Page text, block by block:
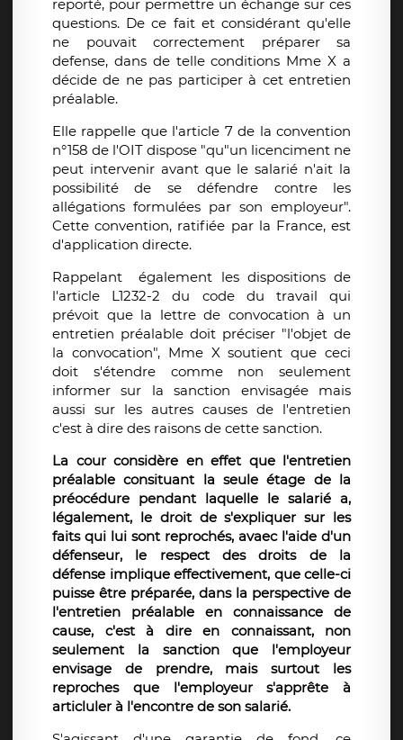
reporté, pour permettre un échange sur ces
questions. De ce fait et considérant qu'elle
ne pouvait correctement préparer sa
defense, dans de telle conditions Mme X a
décide de ne pas participer à cet entretien
préalable.
Elle rappelle que l'article 7 de la convention
n°158 de l'OIT dispose "qu"un licenciment ne
peut intervenir avant que le salarié n'ait la
possibilité de se défendre contre les
allégations formulées par son employeur".
Cette convention, ratifiée par la France, est
d'application directe.
Rappelant également les dispositions de
l'article L1232-2 du code du travail qui
prévoit que la lettre de convocation à un
entretien préalable doit préciser "l'objet de
la convocation", Mme X soutient que ceci
doit s'étendre comme non seulement
informer sur la sanction envisagée mais
aussi sur les autres causes de l'entretien
c'est à dire des raisons de cette sanction.
La cour considère en effet que l'entretien
préalable consituant la seule étage de la
préocédure pendant laquelle le salarié a,
légalement, le droit de s'expliquer sur les
faits qui lui sont reprochés, avaec l'aide d'un
défenseur, le respect des droits de la
défense implique effectivement, que celle-ci
puisse être préparée, dans la perspective de
l'entretien préalable en connaissance de
cause, c'est à dire en connaissant, non
seulement la sanction que l'employeur
envisage de prendre, mais surtout les
reproches que l'employeur s'apprête à
articluler à l'encontre de son salarié.